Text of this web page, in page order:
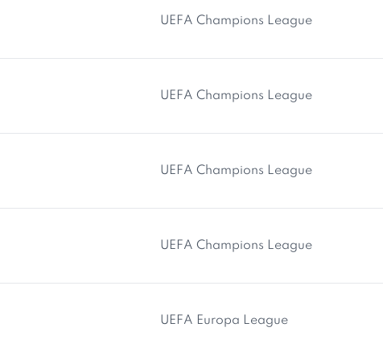
UEFA Champions League
UEFA Champions League
UEFA Champions League
UEFA Champions League
UEFA Europa League